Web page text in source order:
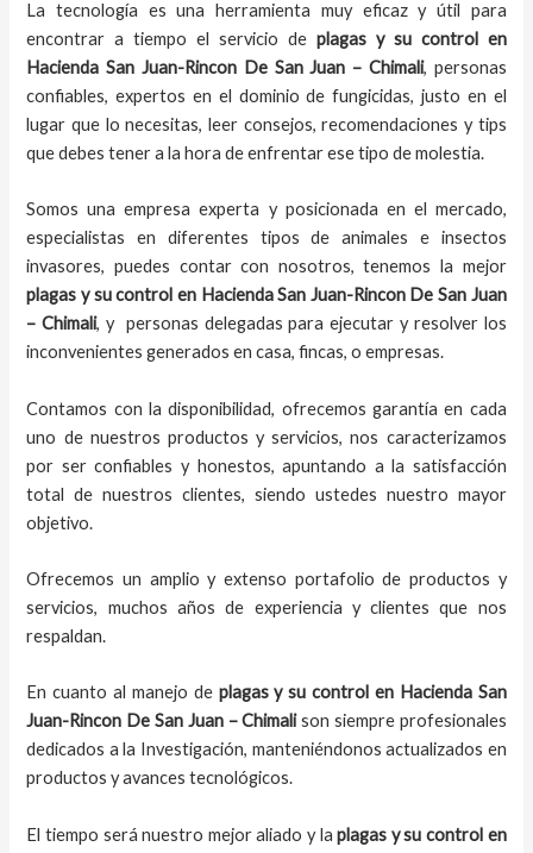
La tecnología es una herramienta muy eficaz y útil para
encontrar a tiempo el servicio de plagas y su control en
Hacienda San Juan-Rincon De San Juan – Chimali, personas
confiables, expertos en el dominio de fungicidas, justo en el
lugar que lo necesitas, leer consejos, recomendaciones y tips
que debes tener a la hora de enfrentar ese tipo de molestia.
Somos una empresa experta y posicionada en el mercado,
especialistas en diferentes tipos de animales e insectos
invasores, puedes contar con nosotros, tenemos la mejor
plagas y su control en Hacienda San Juan-Rincon De San Juan
– Chimali, y personas delegadas para ejecutar y resolver los
inconvenientes generados en casa, fincas, o empresas.
Contamos con la disponibilidad, ofrecemos garantía en cada
uno de nuestros productos y servicios, nos caracterizamos
por ser confiables y honestos, apuntando a la satisfacción
total de nuestros clientes, siendo ustedes nuestro mayor
objetivo.
Ofrecemos un amplio y extenso portafolio de productos y
servicios, muchos años de experiencia y clientes que nos
respaldan.
En cuanto al manejo deplagas y su control en Hacienda San
Juan-Rincon De San Juan – Chimalison siempre profesionales
dedicados a la Investigación, manteniéndonos actualizados en
productos y avances tecnológicos.
El tiempo será nuestro mejor aliado y la plagas y su control en